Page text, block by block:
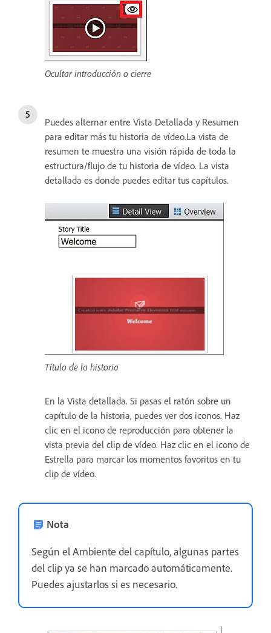
Ocultar introducción o cierre
Puedes alternar entre Vista Detallada y Resumen
para editar más tu historia de vídeo.La vista de
resumen te muestra una visión rápida de toda la
estructura/flujo de tu historia de vídeo. La vista
detallada es donde puedes editar tus capítulos.
Título de la historia
En la Vista detallada. Si pasas el ratón sobre un
capítulo de la historia, puedes ver dos iconos. Haz
clic en el icono de reproducción para obtener la
vista previa del clip de vídeo. Haz clic en el icono de
Estrella para marcar los momentos favoritos en tu
clip de vídeo.
Nota
Según el Ambiente del capítulo, algunas partes
del clip ya se han marcado automáticamente.
Puedes ajustarlos si es necesario.